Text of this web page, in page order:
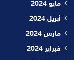
مايو 2024
أبريل 2024
مارس 2024
فبراير 2024